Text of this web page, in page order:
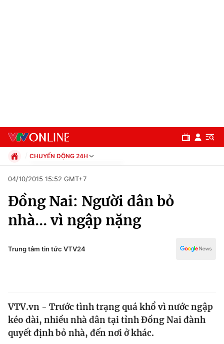
Chuyên mục
Chính trị
Xã hội
Y tế
CHUYỂN ĐỘNG 24H
Xã hội
Pháp luật
Kinh tế
Thể thao
Văn hóa - Giải trí
Giáo dục
04/10/2015 15:52 GMT+7
Đồng Nai: Người dân bỏ
nhà... vì ngập nặng
Trung tâm tin tức VTV24
VTV.vn - Trước tình trạng quá khổ vì nước ngập
kéo dài, nhiều nhà dân tại tỉnh Đồng Nai đành
quyết định bỏ nhà, đến nơi ở khác.